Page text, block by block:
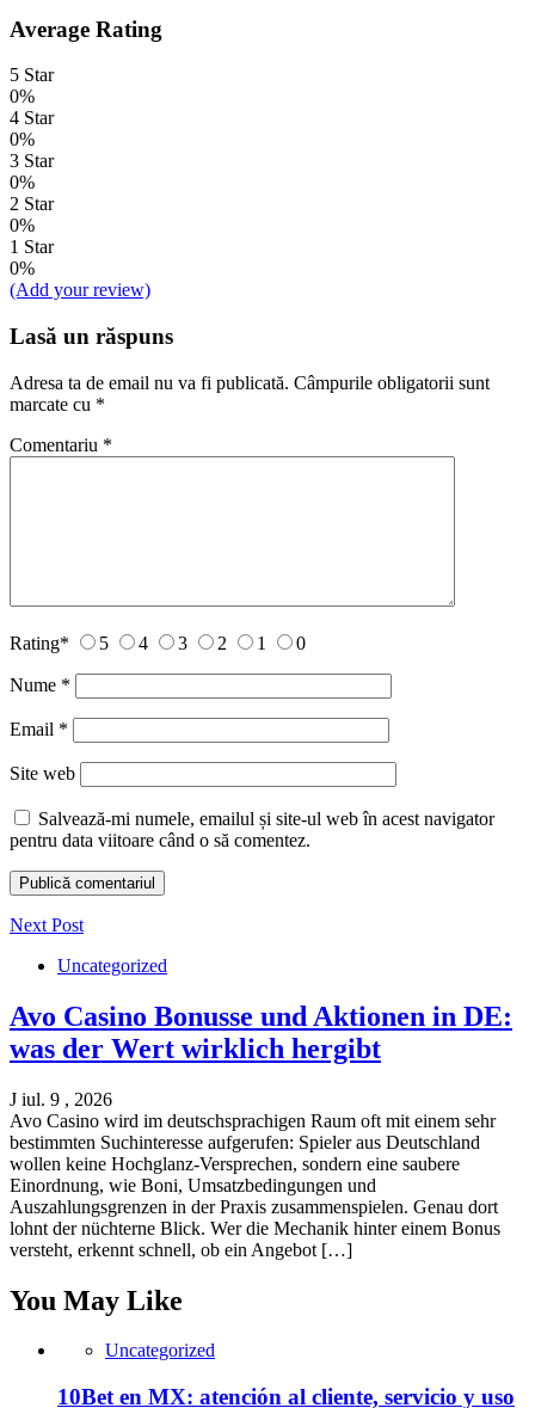
Average Rating
5 Star
0%
4 Star
0%
3 Star
0%
2 Star
0%
1 Star
0%
(Add your review)
Lasă un răspuns
Adresa ta de email nu va fi publicată. Câmpurile obligatorii sunt
marcate cu *
Comentariu *
Rating* 5 4 3 2 1 0
Nume *
Email *
Site web
Salvează-mi numele, emailul și site-ul web în acest navigator
pentru data viitoare când o să comentez.
Next Post
Uncategorized
Avo Casino Bonusse und Aktionen in DE:
was der Wert wirklich hergibt
J iul. 9 , 2026
Avo Casino wird im deutschsprachigen Raum oft mit einem sehr
bestimmten Suchinteresse aufgerufen: Spieler aus Deutschland
wollen keine Hochglanz-Versprechen, sondern eine saubere
Einordnung, wie Boni, Umsatzbedingungen und
Auszahlungsgrenzen in der Praxis zusammenspielen. Genau dort
lohnt der nüchterne Blick. Wer die Mechanik hinter einem Bonus
versteht, erkennt schnell, ob ein Angebot […]
You May Like
Uncategorized
10Bet en MX: atención al cliente, servicio y uso